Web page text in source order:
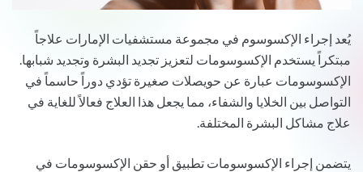
يُعد إجراء الإكسوسوم في مجموعة مستشفيات الإمارات علاجاً
مبتكراً يستخدم الإكسوسومات لتعزيز تجديد البشرة وتجديد شبابها.
الإكسوسومات عبارة عن حويصلات صغيرة تؤدي دوراً حاسماً في
التواصل بين الخلايا والشفاء، مما يجعل هذا العلاج فعالاً للغاية في
علاج مشاكل البشرة المختلفة.
يتضمن إجراء الإكسوسومات تطبيق أو حقن الإكسوسومات في